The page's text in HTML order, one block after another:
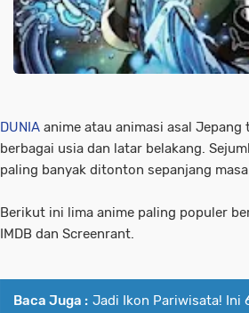
DUNIA anime atau animasi asal
berbagai usia dan latar belakang.
paling banyak ditonton sepanjang
Berikut ini lima anime paling populer
IMDB dan Screenrant.
Baca Juga : Jadi Ikon Pariwisata! Ini